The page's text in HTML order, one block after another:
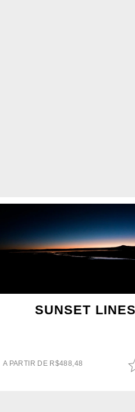
SUNSET LINES
A PARTIR DE R$488,48